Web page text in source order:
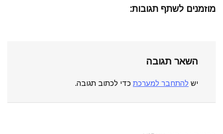
מוזמנים לשתף תגובות:
השאר תגובה
יש להתחבר למערכת כדי לכתוב תגובה.